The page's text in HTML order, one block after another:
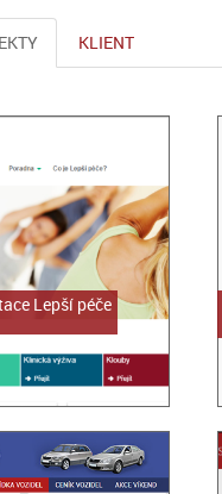
KLIENT
Lepší péče